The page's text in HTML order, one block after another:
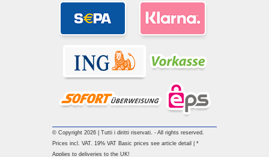
© Copyright 2026 | Tutti i diritti riservati. - All rights reserved.
Prices incl. VAT. 19% VAT Basic prices see article detail | *
Applies to deliveries to the UK!